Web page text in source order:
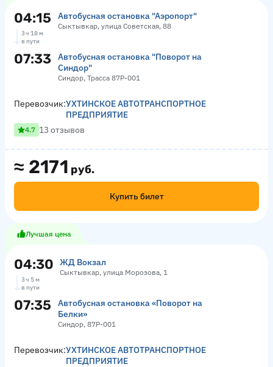
04:15 Автобусная остановка "Аэропорт"
Сыктывкар, улица Советская, 88
3 ч 18 м
в пути
07:33
Автобусная остановка "Поворот на
Синдор"
Синдор, Трасса 87Р-001
≈ 2171 руб.
Купить билет
Перевозчик:УХТИНСКОЕ АВТОТРАНСПОРТНОЕ
ПРЕДПРИЯТИЕ
4.7 13 отзывов
Лучшая цена
04:30 ЖД Вокзал
Сыктывкар, улица Морозова, 1
3 ч 5 м
в пути
07:35
Автобусная остановка «Поворот на
Белки»
Синдор, 87Р-001
Перевозчик:УХТИНСКОЕ АВТОТРАНСПОРТНОЕ
ПРЕДПРИЯТИЕ